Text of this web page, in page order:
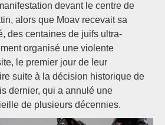
devant le centre de
alors que Moav recevait sa
des centaines de juifs ultra-
organisé une violente
le premier jour de leur
suite à la décision historique de
dernier, qui a annulé une
de plusieurs décennies.